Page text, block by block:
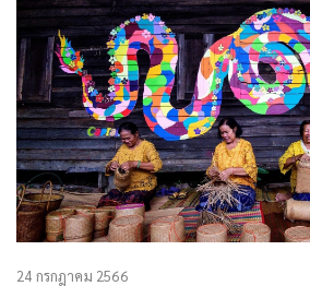
24 กรกฎาคม 2566